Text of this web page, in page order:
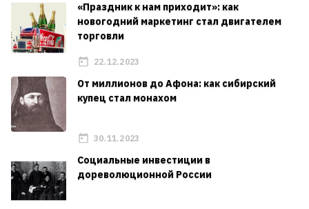
«Праздник к нам приходит»: как
новогодний маркетинг стал двигателем
торговли
22.12.2023
От миллионов до Афона: как сибирский
купец стал монахом
30.11.2023
Социальные инвестиции в
дореволюционной России